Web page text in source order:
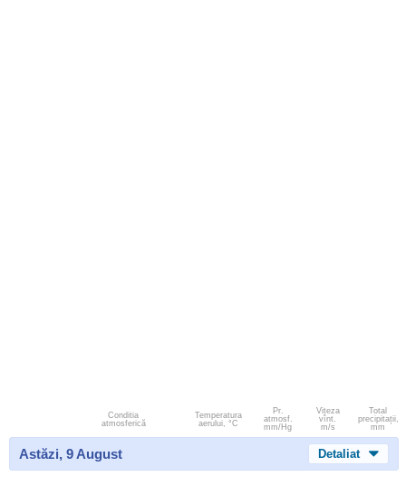
Conditia
atmosferică
Temperatura
aerului, °C
Pr.
atmosf.
mm/Hg
Viteza
vînt.
m/s
Total
precipitații,
mm
Astăzi, 9 August Detaliat